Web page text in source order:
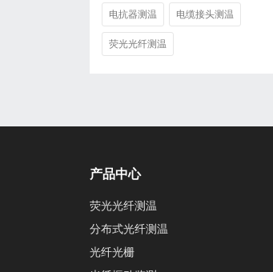
电抗器测温 电缆接头测温
荧光光纤测温
产品中心
荧光光纤测温
分布式光纤测温
光纤光栅